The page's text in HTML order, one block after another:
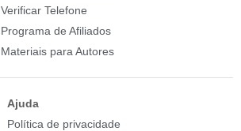
Verificar Telefone
Programa de Afiliados
Materiais para Autores
Ajuda
Política de privacidade